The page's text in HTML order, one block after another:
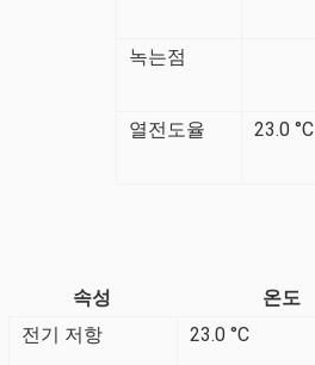
녹는점
열전도율 23.0 °C
속성 온도
전기 저항
23.0 °C